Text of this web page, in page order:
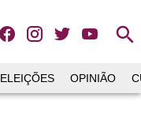
search
ELEIÇÕES OPINIÃO